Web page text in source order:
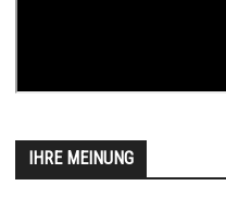
IHRE MEINUNG